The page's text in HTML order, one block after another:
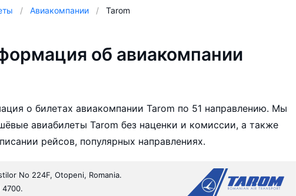
Авиакомпании Tarom
об авиакомпании
о билетах авиакомпании Tarom по 51 направлению. Мы
авиабилеты Tarom без наценки и комиссии, а также
рейсов, популярных направлениях.
No 224F, Otopeni, Romania.
4700.